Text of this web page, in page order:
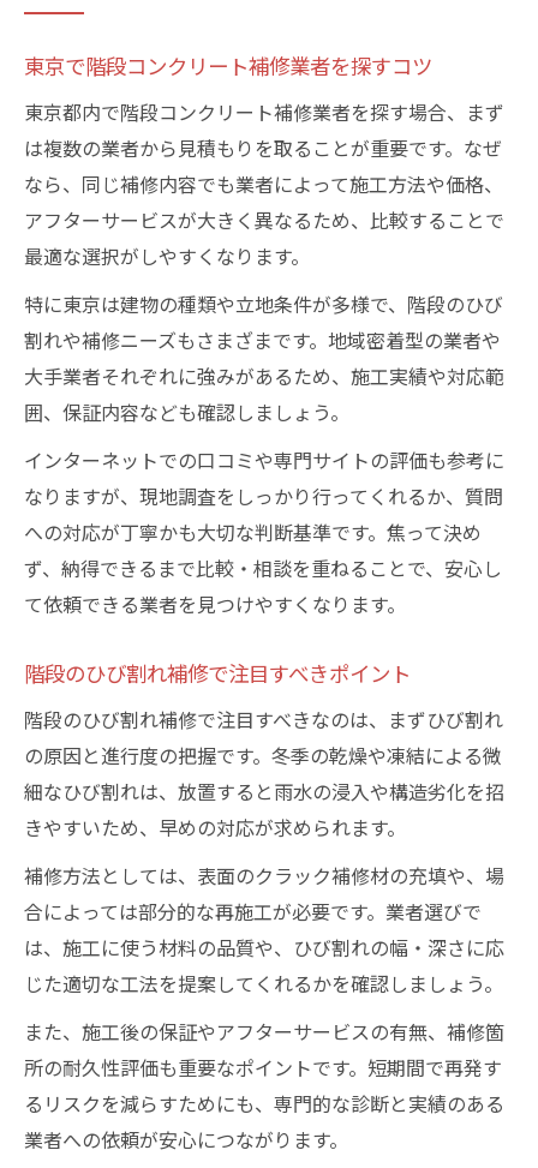
東京で階段コンクリート補修業者を探すコツ
東京都内で階段コンクリート補修業者を探す場合、まず
は複数の業者から見積もりを取ることが重要です。なぜ
なら、同じ補修内容でも業者によって施工方法や価格、
アフターサービスが大きく異なるため、比較することで
最適な選択がしやすくなります。
特に東京は建物の種類や立地条件が多様で、階段のひび
割れや補修ニーズもさまざまです。地域密着型の業者や
大手業者それぞれに強みがあるため、施工実績や対応範
囲、保証内容なども確認しましょう。
インターネットでの口コミや専門サイトの評価も参考に
なりますが、現地調査をしっかり行ってくれるか、質問
への対応が丁寧かも大切な判断基準です。焦って決め
ず、納得できるまで比較・相談を重ねることで、安心し
て依頼できる業者を見つけやすくなります。
階段のひび割れ補修で注目すべきポイント
階段のひび割れ補修で注目すべきなのは、まずひび割れ
の原因と進行度の把握です。冬季の乾燥や凍結による微
細なひび割れは、放置すると雨水の浸入や構造劣化を招
きやすいため、早めの対応が求められます。
補修方法としては、表面のクラック補修材の充填や、場
合によっては部分的な再施工が必要です。業者選びで
は、施工に使う材料の品質や、ひび割れの幅・深さに応
じた適切な工法を提案してくれるかを確認しましょう。
また、施工後の保証やアフターサービスの有無、補修箇
所の耐久性評価も重要なポイントです。短期間で再発す
るリスクを減らすためにも、専門的な診断と実績のある
業者への依頼が安心につながります。